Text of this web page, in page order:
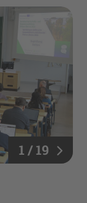
1 / 19